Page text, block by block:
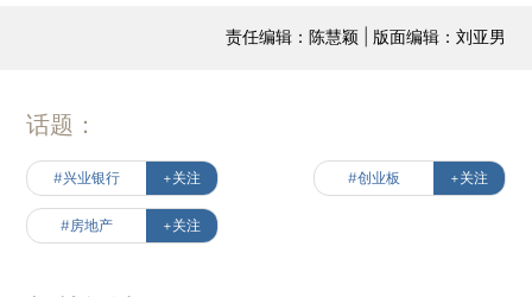
责任编辑：陈慧颖 | 版面编辑：刘亚男
话题：
#兴业银行 +关注 #创业板 +关注
#房地产 +关注